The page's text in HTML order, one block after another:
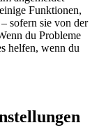
Funktionen,
sofern sie von der
du Probleme
helfen, wenn du